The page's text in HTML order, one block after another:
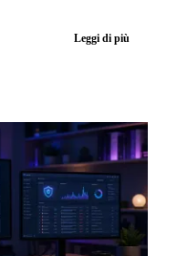
agenti di codice, e
Leggi di più